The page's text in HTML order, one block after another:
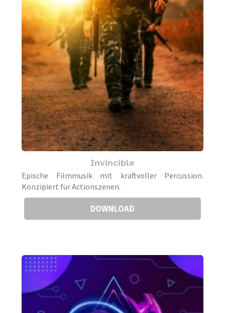
Invincible
Epische Filmmusik mit kraftvoller Percussion.
Konzipiert für Actionszenen.
DOWNLOAD